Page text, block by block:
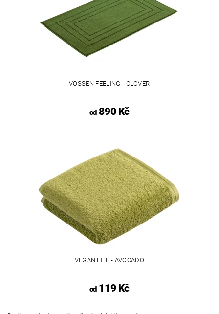
VOSSEN FEELING - CLOVER
od890 Kč
VEGAN LIFE - AVOCADO
od119 Kč